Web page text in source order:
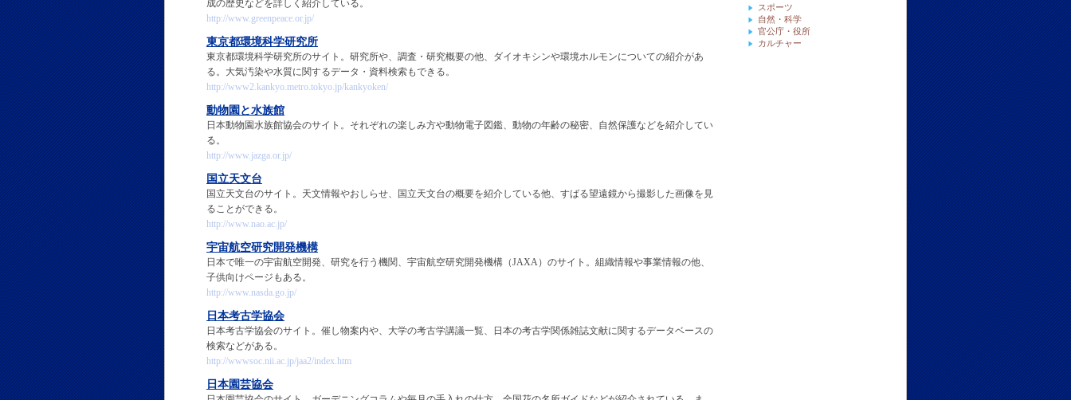
成の歴史などを詳しく紹介している。
http://www.greenpeace.or.jp/
東京都環境科学研究所
東京都環境科学研究所のサイト。研究所や、調査・研究概要の他、ダイオキシンや環境ホルモンについての紹介があ
る。大気汚染や水質に関するデータ・資料検索もできる。
http://www2.kankyo.metro.tokyo.jp/kankyoken/
動物園と水族館
日本動物園水族館協会のサイト。それぞれの楽しみ方や動物電子図鑑、動物の年齢の秘密、自然保護などを紹介してい
る。
http://www.jazga.or.jp/
国立天文台
国立天文台のサイト。天文情報やおしらせ、国立天文台の概要を紹介している他、すばる望遠鏡から撮影した画像を見
ることができる。
http://www.nao.ac.jp/
宇宙航空研究開発機構
日本で唯一の宇宙航空開発、研究を行う機関、宇宙航空研究開発機構（JAXA）のサイト。組織情報や事業情報の他、
子供向けページもある。
http://www.nasda.go.jp/
日本考古学協会
日本考古学協会のサイト。催し物案内や、大学の考古学講議一覧、日本の考古学関係雑誌文献に関するデータベースの
検索などがある。
http://wwwsoc.nii.ac.jp/jaa2/index.htm
日本園芸協会